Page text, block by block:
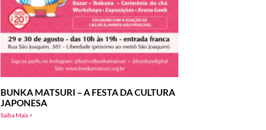
BUNKA MATSURI – A FESTA DA CULTURA
JAPONESA
Saiba Mais >